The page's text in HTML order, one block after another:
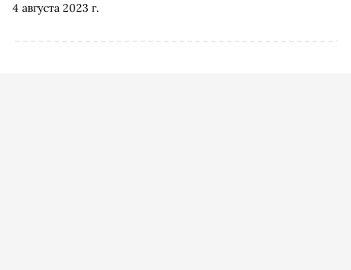
4 августа 2023 г.
программе — наблюдение за птицами, музыка гор и